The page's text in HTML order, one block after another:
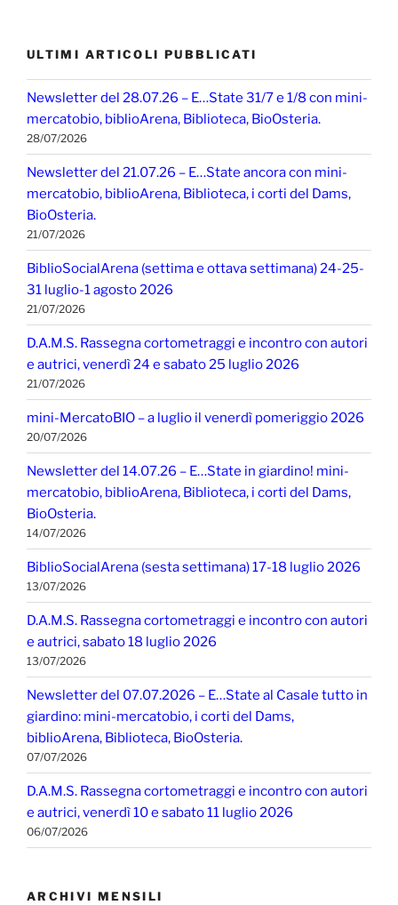
ULTIMI ARTICOLI PUBBLICATI
Newsletter del 28.07.26 – E…State 31/7 e 1/8 con mini-
mercatobio, biblioArena, Biblioteca, BioOsteria.
28/07/2026
Newsletter del 21.07.26 – E…State ancora con mini-
mercatobio, biblioArena, Biblioteca, i corti del Dams,
BioOsteria.
21/07/2026
BiblioSocialArena (settima e ottava settimana) 24-25-
31 luglio-1 agosto 2026
21/07/2026
D.A.M.S. Rassegna cortometraggi e incontro con autori
e autrici, venerdì 24 e sabato 25 luglio 2026
21/07/2026
mini-MercatoBIO – a luglio il venerdì pomeriggio 2026
20/07/2026
Newsletter del 14.07.26 – E…State in giardino! mini-
mercatobio, biblioArena, Biblioteca, i corti del Dams,
BioOsteria.
14/07/2026
BiblioSocialArena (sesta settimana) 17-18 luglio 2026
13/07/2026
D.A.M.S. Rassegna cortometraggi e incontro con autori
e autrici, sabato 18 luglio 2026
13/07/2026
Newsletter del 07.07.2026 – E…State al Casale tutto in
giardino: mini-mercatobio, i corti del Dams,
biblioArena, Biblioteca, BioOsteria.
07/07/2026
D.A.M.S. Rassegna cortometraggi e incontro con autori
e autrici, venerdì 10 e sabato 11 luglio 2026
06/07/2026
ARCHIVI MENSILI